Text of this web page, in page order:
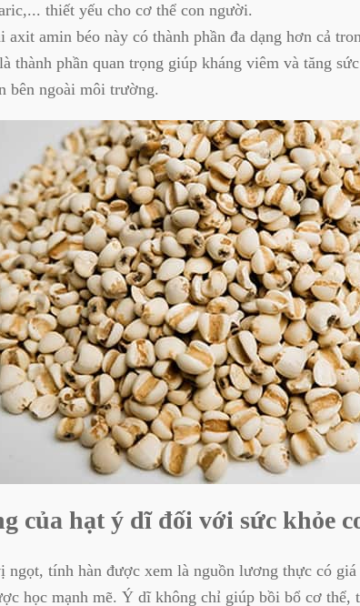
thiết yếu cho cơ thể con người.
axit amin béo này có thành phần đa dạng hơn cả
thành phần quan trọng giúp kháng viêm và tăng
bên ngoài môi trường.
của hạt ý dĩ đối với sức khỏe
ngọt, tính hàn được xem là nguồn lương thực có
học mạnh mẽ. Ý dĩ không chỉ giúp bồi bổ cơ thể,